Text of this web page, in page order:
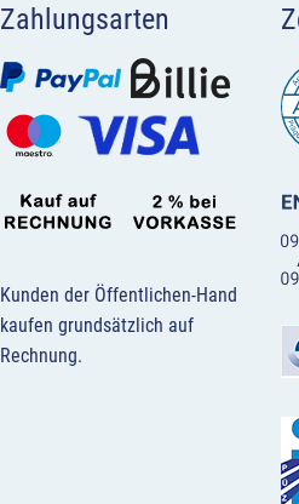
Zahlungsarten
Kunden der Öffentlichen-Hand
kaufen grundsätzlich auf
Rechnung.